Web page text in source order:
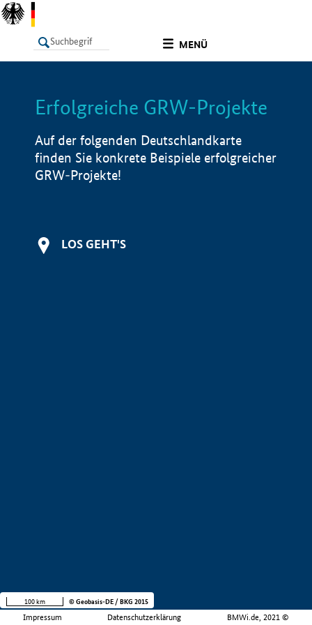
MENÜ
LISTE Info
Erfolgreiche GRW-Projekte
Auf der folgenden Deutschlandkarte
finden Sie konkrete Beispiele erfolgreicher
GRW-Projekte!
LOS GEHT'S
Impressum Datenschutzerklärung BMWi.de, 2021 ©
100 km © Geobasis-DE / BKG 2015